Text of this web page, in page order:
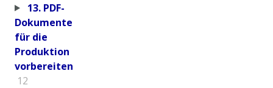
13. PDF-
Dokumente
für die
Produktion
vorbereiten
12